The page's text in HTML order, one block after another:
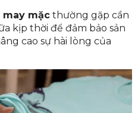
mặc thường gặp cần
kịp thời để đảm bảo sản
cao sự hài lòng của